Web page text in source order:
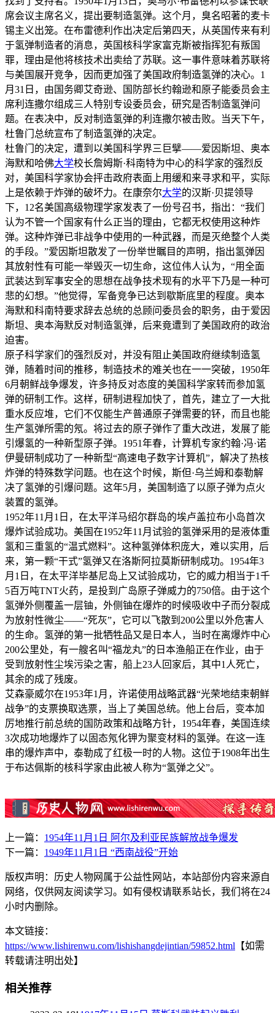
席会议主席名义，提出要制造氢弹。这个月，臭名昭著的麦卡
锡主义出笼。在布雷德利作出决定后第四天，从英国传来有利
于氢弹制造者的消息，英国核科学家富克斯被指挥犯有叛国
罪，理由是他将核技术出卖给了苏联。这一事件意味着苏联将
与美国展开竞争，因而更加强了美国政府制造氢弹的决心。1
月31日，由国务卿艾奇逊、国防部长约翰逊和原子能委员会主
席利连撒尔组成三人特别专设委员会，研究是否制造氢弹问
题。在表决中，反对制造氢弹的利连撒尔被击败。当天下午，
杜鲁门总统宣布了制造氢弹的决定。
杜鲁门的决定，遭到以美国科学界三巨擘——爱因斯坦、奥本
海默和哈佛大学校长詹姆斯·科南特为中心的科学家的强烈反
对，美国科学家协会抨击政府表面上用缓和来寻求和平，实际
上是依赖于炸弹的破坏力。在康奈尔大学的汉斯·贝提领导
下，12名美国高级物理学家发表了一份号召书，指出：“我们
认为不管一个国家有什么正当的理由，它都无权使用这种炸
弹。这种炸弹已非战争中使用的一种武器，而是灭绝整个人类
的手段。”爱因斯坦散发了一份举世瞩目的声明，指出氢弹因
其放射性有可能一举毁灭一切生命，这位伟人认为，“用全面
武装达到军事安全的思想在战争技术现有的水平下乃是一种可
悲的幻想。”他觉得，军备竞争已达到歇斯底里的程度。奥本
海默和科南特要求辞去总统的总顾问委员会的职务，由于爱因
斯坦、奥本海默反对制造氢弹，后来竟遭到了美国政府的政治
迫害。
原子科学家们的强烈反对，并没有阻止美国政府继续制造氢
弹，随着时间的推移，制造技术的难关也在一一突破，1950年
6月朝鲜战争爆发，许多持反对态度的美国科学家转而参加氢
弹的研制工作。这样，研制进程加快了，首先，建立了一大批
重水反应堆，它们不仅能生产普通原子弹需要的钚，而且也能
生产氢弹所需的氖。将过去的原子弹作了重大改进，发展了能
引爆氢的一种新型原子弹。1951年春，计算机专家约翰·冯·诺
伊曼研制成功了一种新型“高速电子数字计算机”，解决了热核
炸弹的特殊数学问题。也在这个时候，斯但·乌兰姆和泰勒解
决了氢弹的引爆问题。这年5月，美国制造了以原子弹为点火
装置的氢弹。
1952年11月1日，在太平洋马绍尔群岛的埃卢盖拉布小岛首次
爆炸试验成功。美国在1952年11月试验的氢弹采用的是液体重
氢和三重氢的“温式燃料”。这种氢弹体积庞大，难以实用，后
来，第一颗“干式”氢弹又在洛斯阿拉莫斯研制成功。1954年3
月1日，在太平洋毕基尼岛上又试验成功，它的威力相当于1千
5百万吨TNT火药，是投到广岛原子弹威力的750倍。由于这个
氢弹外侧覆盖一层铀，外侧铀在爆炸的时候吸收中子而分裂成
为放射性微尘——“死灰”，它可以飞散到200公里以外危害人
的生命。氢弹的第一批牺牲品又是日本人，当时在离爆炸中心
200公里处，有一艘名叫“福龙丸”的日本渔船正在作业，由于
受到放射性尘埃污染之害，船上23人回家后，其中1人死亡，
其余的成了残废。
艾森豪威尔在1953年1月，许诺使用战略武器“光荣地结束朝鲜
战争”的支票换取选票，当上了美国总统。他上台后，变本加
厉地推行前总统的国防政策和战略方针，1954年春，美国连续
3次成功地爆炸了以固态氖化钾为聚变材料的氢弹。在这一连
串的爆炸声中，泰勒成了红极一时的人物。这位于1908年出生
于布达佩斯的核科学家由此被人称为“氢弹之父”。
上一篇： 1954年11月1日 阿尔及利亚民族解放战争爆发
下一篇： 1949年11月1日 “西南战役”开始
版权声明：历史人物网属于公益性网站，本站部份内容来源自
网络，仅供网友阅读学习。如有侵权请联系站长，我们将在24
小时内删除。
本文链接：
https://www.lishirenwu.com/lishishangdejintian/59852.html 【如需
转载请注明出处】
相关推荐